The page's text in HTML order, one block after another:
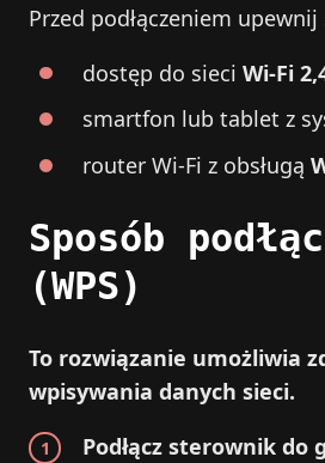
Przed podłączeniem
dostęp do sieci Wi‑Fi
smartfon lub tablet z
router Wi‑Fi z obsługą
Sposób
(WPS)
To rozwiązanie umożliwia
wpisywania danych sieci.
Podłącz sterownik do